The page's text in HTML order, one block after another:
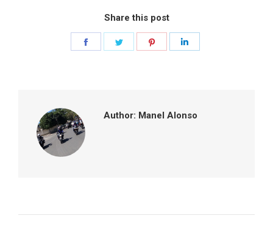
Share this post
Author: Manel Alonso